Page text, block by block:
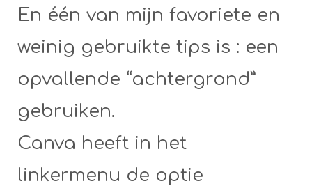
En één van mijn favoriete en
weinig gebruikte tips is : een
opvallende “achtergrond”
gebruiken.
Canva heeft in het
linkermenu de optie